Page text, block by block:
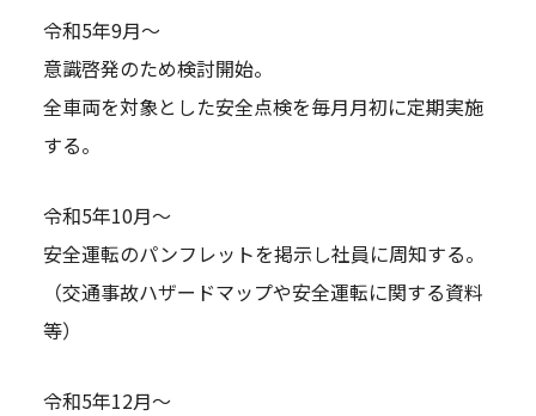
令和5年9月～
意識啓発のため検討開始。
全車両を対象とした安全点検を毎月月初に定期実施
する。
令和5年10月～
安全運転のパンフレットを掲示し社員に周知する。
（交通事故ハザードマップや安全運転に関する資料
等）
令和5年12月～